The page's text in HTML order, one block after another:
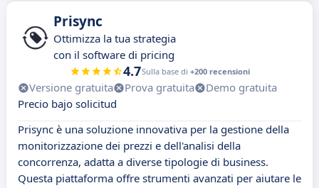
Prisync
Ottimizza la tua strategia
con il software di pricing
4.7Sulla base di +200 recensioni
Versione gratuita Prova gratuita
Demo gratuita
Precio bajo solicitud
Prisync è una soluzione innovativa per la gestione della
monitorizzazione dei prezzi e dell'analisi della
concorrenza, adatta a diverse tipologie di business.
Questa piattaforma offre strumenti avanzati per aiutare le